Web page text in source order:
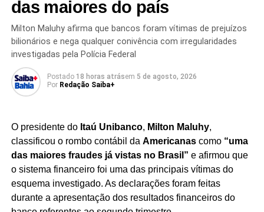
tecnologia.Com o lançamento do Majorana 2, a
Microsoft busca fortalecer a credibilidade de sua
pesquisa e demonstrar avanços concretos no
desenvolvimento da plataforma.
A inteligência artificial desempenha um papel importante
na nova geração do chip, auxiliando na análise de dados,
podem contribuir para aumentar a estabilidade
operacional do sistema. A combinação entre IA e
computação quântica é vista por especialistas como uma
das tendências mais promissoras da tecnologia moderna.
A corrida global pela computação quântica envolve
algumas das maiores empresas de tecnologia do
das maiores do país
Milton Maluhy afirma que bancos foram vítimas de prejuízos
bilionários e nega qualquer conivência com irregularidades
investigadas pela Polícia Federal
Postado 18 horas atrásem 5 de agosto, 2026
Por Redação Saiba+
O presidente do Itaú Unibanco, Milton Maluhy,
classificou o rombo contábil da Americanascomo “uma
das maiores fraudes já vistas no Brasil” e afirmou que
o sistema financeiro foi uma das principais vítimas do
esquema investigado. As declarações foram feitas
durante a apresentação dos resultados financeiros do